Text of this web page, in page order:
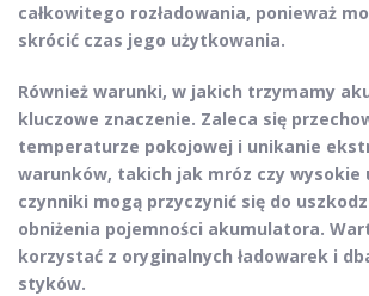
całkowitego rozładowania, ponieważ
skrócić czas jego użytkowania.
Również warunki, w jakich trzymamy
kluczowe znaczenie. Zaleca się
temperaturze pokojowej i unikanie
warunków, takich jak mróz czy wysokie
czynniki mogą przyczynić się do
obniżenia pojemności akumulatora.
korzystać z oryginalnych ładowarek i
styków.